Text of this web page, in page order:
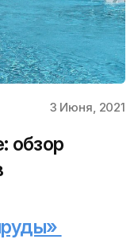
3 Июня, 2021
обзор